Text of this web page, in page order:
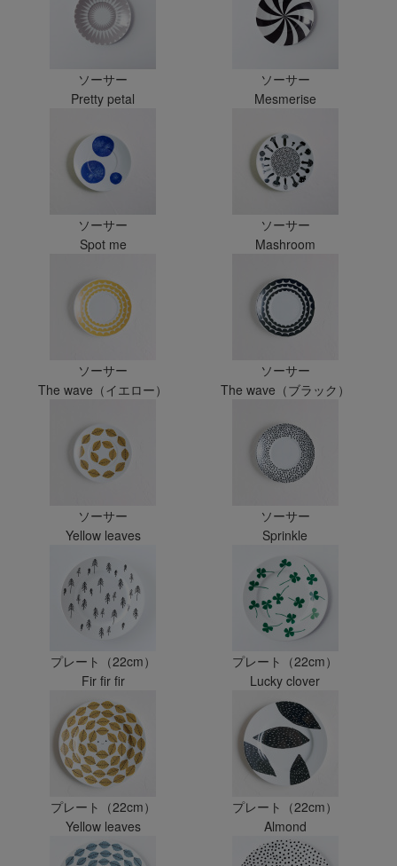
ソーサー
Pretty petal
ソーサー
Mesmerise
ソーサー
Spot me
ソーサー
Mashroom
ソーサー
The wave（イエロー）
ソーサー
The wave（ブラック）
ソーサー
Yellow leaves
ソーサー
Sprinkle
プレート（22cm）
Fir fir fir
プレート（22cm）
Lucky clover
プレート（22cm）
Yellow leaves
プレート（22cm）
Almond